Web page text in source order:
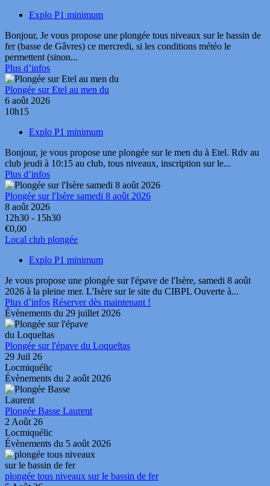
Explo P1 minimum
Bonjour, Je vous propose une plongée tous niveaux sur le bassin de
fer (basse de Gâvres) ce mercredi, si les conditions météo le
permettent (sinon...
Plus d’infos
Plongée sur Etel au men du
6 août 2026
10h15
Explo P1 minimum
Bonjour, je vous propose une plongée sur le men du à Etel. Rdv au
club jeudi à 10:15 au club, tous niveaux, inscription sur le...
Plus d’infos
Plongée sur l'Isère samedi 8 août 2026
8 août 2026
12h30 - 15h30
€0,00
Local club plongée
Explo P1 minimum
Je vous propose une plongée sur l'épave de l'Isère, samedi 8 août
2026 à la pleine mer. L'Isère sur le site du CIBPL Ouverte à...
Plus d’infos Réserver dès maintenant !
Évènements du 29 juillet 2026
Plongée sur l'épave du Loqueltas
29 Juil 26
Locmiquélic
Évènements du 2 août 2026
Plongée Basse Laurent
2 Août 26
Locmiquélic
Évènements du 5 août 2026
plongée tous niveaux sur le bassin de fer